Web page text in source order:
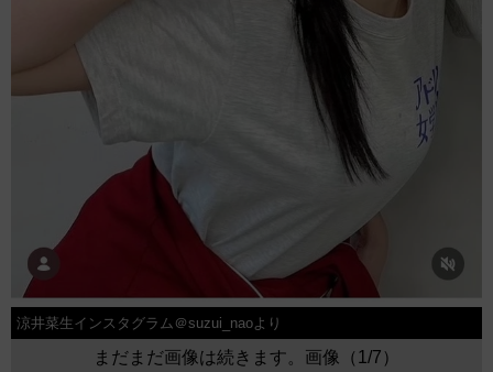
涼井菜生インスタグラム＠suzui_naoより
まだまだ画像は続きます。画像（1/7）